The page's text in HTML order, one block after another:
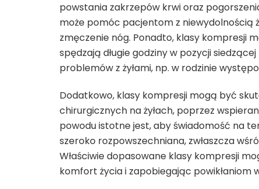
powstania zakrzepów krwi oraz
może pomóc pacjentom z niewydolnością
zmęczenie nóg. Ponadto, klasy kompresji
spędzają długie godziny w pozycji
problemów z żyłami, np. w rodzinie
Dodatkowo, klasy kompresji mogą być
chirurgicznych na żyłach, poprzez
powodu istotne jest, aby świadomość na
szeroko rozpowszechniana, zwłaszcza
Właściwie dopasowane klasy kompresji
komfort życia i zapobiegając powikłaniom